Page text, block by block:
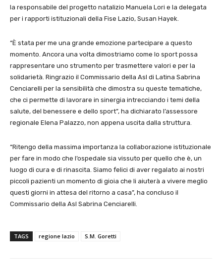
la responsabile del progetto natalizio Manuela Lori e la delegata
per i rapporti istituzionali della Fise Lazio, Susan Hayek.
“È stata per me una grande emozione partecipare a questo
momento. Ancora una volta dimostriamo come lo sport possa
rappresentare uno strumento per trasmettere valori e per la
solidarietà. Ringrazio il Commissario della Asl di Latina Sabrina
Cenciarelli per la sensibilità che dimostra su queste tematiche,
che ci permette di lavorare in sinergia intrecciando i temi della
salute, del benessere e dello sport”, ha dichiarato l’assessore
regionale Elena Palazzo, non appena uscita dalla struttura.
“Ritengo della massima importanza la collaborazione istituzionale
per fare in modo che l’ospedale sia vissuto per quello che è, un
luogo di cura e di rinascita. Siamo felici di aver regalato ai nostri
piccoli pazienti un momento di gioia che li aiuterà a vivere meglio
questi giorni in attesa del ritorno a casa”, ha concluso il
Commissario della Asl Sabrina Cenciarelli.
TAGS regione lazio S.M. Goretti